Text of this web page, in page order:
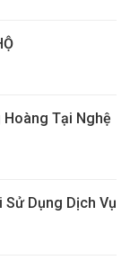
Hoàng Tại Nghệ
Sử Dụng Dịch Vụ